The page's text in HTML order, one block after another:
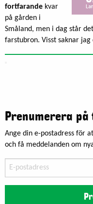
fortfarande kvar
på gården i
Småland, men i dag står
farstubron. Visst saknar
Prenumerera på
Ange din e-postadress för
och få meddelanden om
postadress